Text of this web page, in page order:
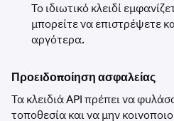
Το ιδιωτικό κλειδί
μπορείτε να επιστρέψετε
αργότερα.
Προειδοποίηση ασφαλείας
Τα κλειδιά API πρέπει να
τοποθεσία και να μην